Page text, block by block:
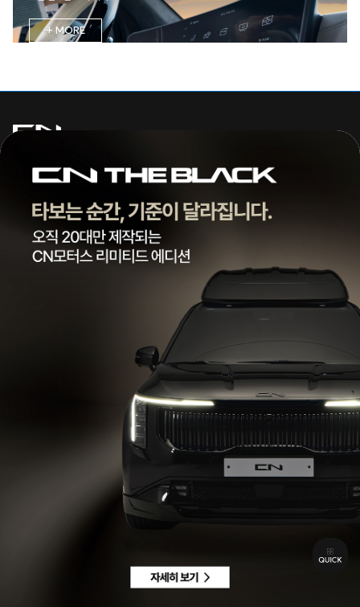
+ MORE
주식회사 씨엔모터스
대표 | 조종현
전화 |1855-3966
팩스 | 032-578-3966
통신판매업신고번호 | 제 2022-인천서구-2322호
차량구매상담 | 평일 09:00 ~ 18:00 / 주말 및 공휴일 10:00 ~ 18:00
AS 및 기타상담 | 평일 09:00 ~ 18:00 / 주말 및 공휴일 휴무
이메일수집정보